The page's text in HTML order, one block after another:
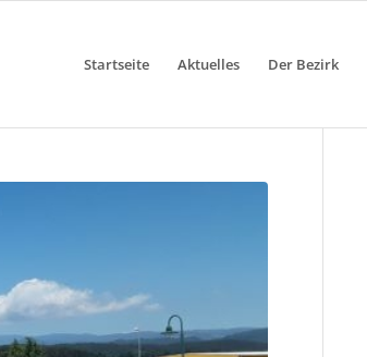
Startseite Aktuelles Der Bezirk